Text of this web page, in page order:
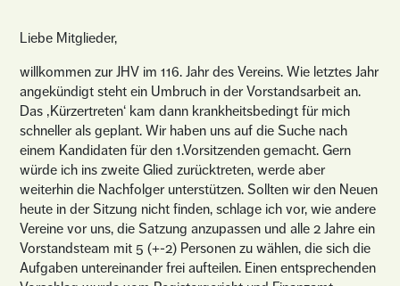
Liebe Mitglieder,
willkommen zur JHV im 116. Jahr des Vereins. Wie letztes Jahr
angekündigt steht ein Umbruch in der Vorstandsarbeit an.
Das ‚Kürzertreten‘ kam dann krankheitsbedingt für mich
schneller als geplant. Wir haben uns auf die Suche nach
einem Kandidaten für den 1.Vorsitzenden gemacht. Gern
würde ich ins zweite Glied zurücktreten, werde aber
weiterhin die Nachfolger unterstützen. Sollten wir den Neuen
heute in der Sitzung nicht finden, schlage ich vor, wie andere
Vereine vor uns, die Satzung anzupassen und alle 2 Jahre ein
Vorstandsteam mit 5 (+-2) Personen zu wählen, die sich die
Aufgaben untereinander frei aufteilen. Einen entsprechenden